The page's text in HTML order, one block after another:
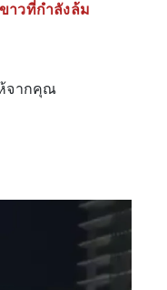
าวที่กำลังล้ม
จากคุณ